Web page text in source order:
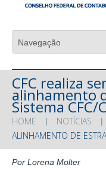
CFC realiza
alinhamento
Sistema CFC/
HOME NOTÍCIAS
ALINHAMENTO DE
Por Lorena Molter